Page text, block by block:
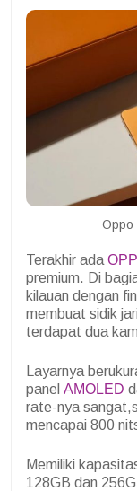
Oppo
Terakhir ada
premium. Di
kilauan dengan
membuat sidik
terdapat dua
Layarnya
panel AMOLED
rate-nya
mencapai 800
Memiliki
128GB dan